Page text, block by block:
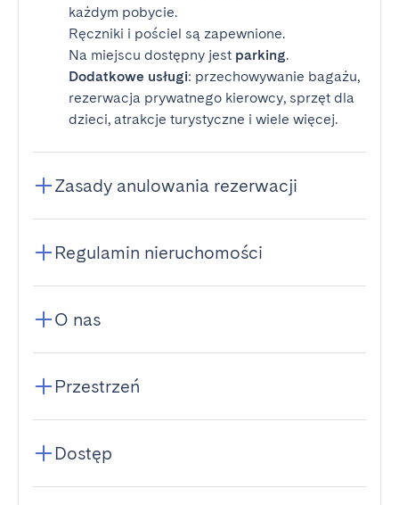
każdym pobycie.
Ręczniki i pościel są zapewnione.
Na miejscu dostępny jest parking.
Dodatkowe usługi: przechowywanie bagażu,
rezerwacja prywatnego kierowcy, sprzęt dla
dzieci, atrakcje turystyczne i wiele więcej.
Zasady anulowania rezerwacji
Regulamin nieruchomości
O nas
Przestrzeń
Dostęp